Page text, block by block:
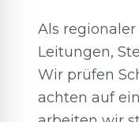
Als
Leitungen,
Wir prüfen
achten auf